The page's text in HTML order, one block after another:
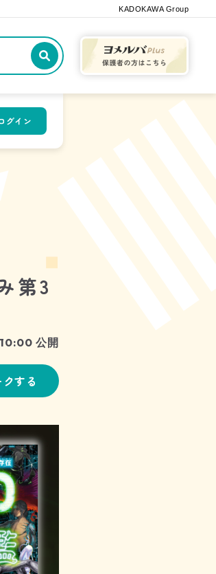
KADOKAWA Group
記事や本をキーワードから探す
グイン
第3
公開
する